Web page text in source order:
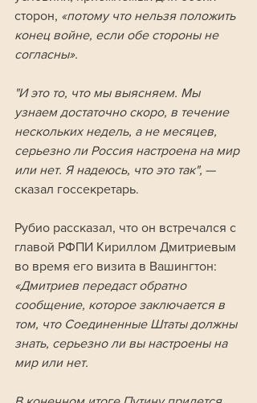
сторон, «потому что нельзя положить
конец войне, если обе стороны не
согласны».
"И это то, что мы выясняем. Мы
узнаем достаточно скоро, в течение
нескольких недель, а не месяцев,
серьезно ли Россия настроена на мир
или нет. Я надеюсь, что это так", —
сказал госсекретарь.
Рубио рассказал, что он встречался с
главой РФПИ Кириллом Дмитриевым
во время его визита в Вашингтон:
«Дмитриев передаст обратно
сообщение, которое заключается в
том, что Соединенные Штаты должны
знать, серьезно ли вы настроены на
мир или нет.